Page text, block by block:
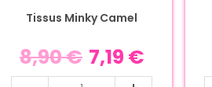
Tissus Minky Camel
8,90€ 7,19 €